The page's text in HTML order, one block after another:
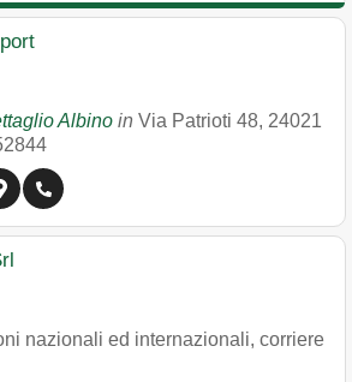
Albino in Via Patrioti 48, 24021
nazionali ed internazionali, corriere